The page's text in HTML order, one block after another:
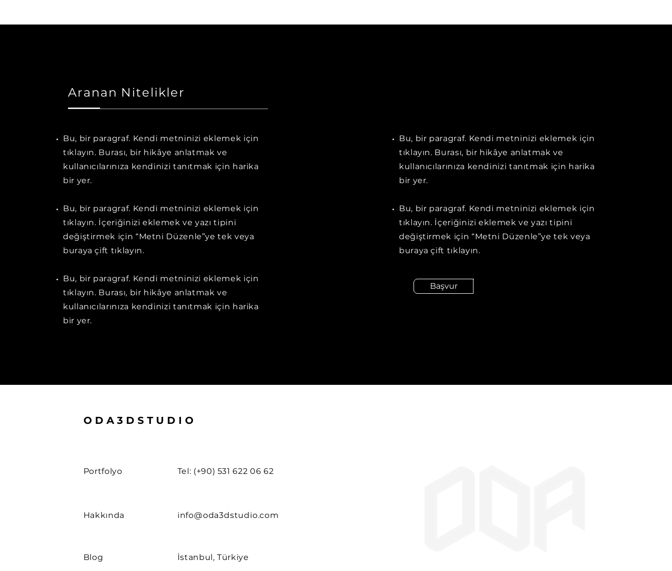
Aranan Nitelikler
Bu, bir paragraf. Kendi metninizi eklemek için
tıklayın. Burası, bir hikâye anlatmak ve
kullanıcılarınıza kendinizi tanıtmak için harika
bir yer.
Bu, bir paragraf. Kendi metninizi eklemek için
tıklayın. İçeriğinizi eklemek ve yazı tipini
değiştirmek için “Metni Düzenle”ye tek veya
buraya çift tıklayın.
Bu, bir paragraf. Kendi metninizi eklemek için
tıklayın. Burası, bir hikâye anlatmak ve
kullanıcılarınıza kendinizi tanıtmak için harika
bir yer.
Bu, bir paragraf. Kendi metninizi eklemek için
tıklayın. Burası, bir hikâye anlatmak ve
kullanıcılarınıza kendinizi tanıtmak için harika
bir yer.
Bu, bir paragraf. Kendi metninizi eklemek için
tıklayın. İçeriğinizi eklemek ve yazı tipini
değiştirmek için “Metni Düzenle”ye tek veya
buraya çift tıklayın.
Başvur
ODA3DSTUDIO
Portfolyo Tel: (+90) 531 622 06 62
Hakkında info@oda3dstudio.com
Blog İstanbul, Türkiye